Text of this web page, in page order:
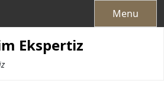
Menu
Ekspertiz